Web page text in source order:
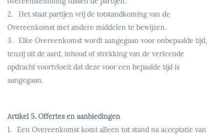
2. Het staat partijen vrij de totstandkoming van de
Overeenkomst met andere middelen te bewijzen.
3. Elke Overeenkomst wordt aangegaan voor onbepaalde tijd,
tenzij uit de aard, inhoud of strekking van de verleende
opdracht voortvloeit dat deze voor een bepaalde tijd is
aangegaan.
Artikel 5. Offertes en aanbiedingen
1. Een Overeenkomst komt alleen tot stand na acceptatie van